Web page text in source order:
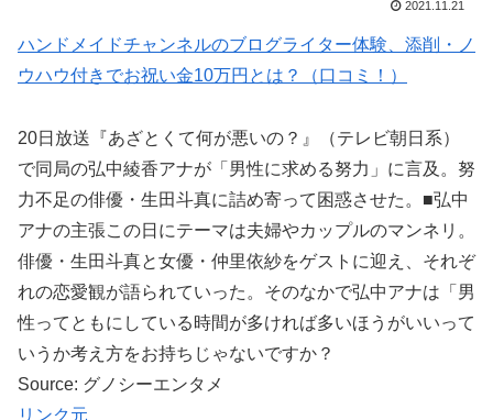
2021.11.21
ハンドメイドチャンネルのブログライター体験、添削・ノ
ウハウ付きでお祝い金10万円とは？（口コミ！）
20日放送『あざとくて何が悪いの？』（テレビ朝日系）
で同局の弘中綾香アナが「男性に求める努力」に言及。努
力不足の俳優・生田斗真に詰め寄って困惑させた。■弘中
アナの主張この日にテーマは夫婦やカップルのマンネリ。
俳優・生田斗真と女優・仲里依紗をゲストに迎え、それぞ
れの恋愛観が語られていった。そのなかで弘中アナは「男
性ってともにしている時間が多ければ多いほうがいいって
いうか考え方をお持ちじゃないですか？
Source: グノシーエンタメ
リンク元